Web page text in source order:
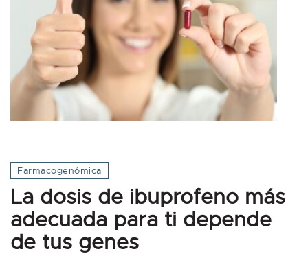
Farmacogenómica
La dosis de ibuprofeno más
adecuada para ti depende
de tus genes